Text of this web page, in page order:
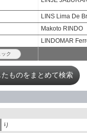
ク
LINS Lima De
Makoto RINDO
LINDOMAR
ものをまとめて検索
り